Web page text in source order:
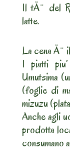
Il tÃ¨ del
latte.
La cena Ã¨
I piatti
Umutsima
(foglie di
mizuzu
Anche agli
prodotta
consumano